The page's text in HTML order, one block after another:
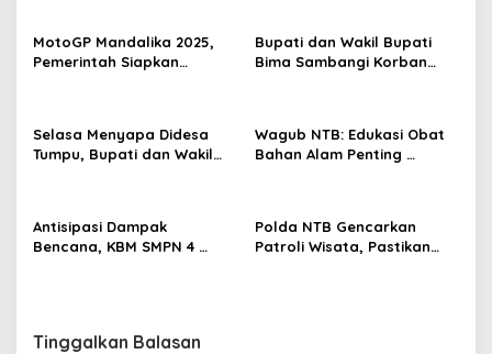
MotoGP Mandalika 2025,
Pemerintah Siapkan
Bupati dan Wakil Bupati
Bima Sambangi Korban
Selasa Menyapa Didesa
Tumpu, Bupati dan Wakil
Wagub NTB: Edukasi Obat
Bahan Alam Penting
Antisipasi Dampak
Bencana, KBM SMPN 4
Polda NTB Gencarkan
Patroli Wisata, Pastikan
Tinggalkan Balasan